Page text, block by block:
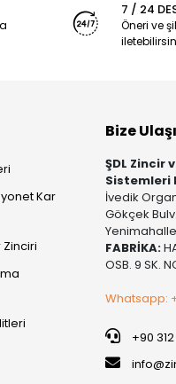
7 / 24
Öneri ve
Kar
Bize
ŞDL Zincir
Sistemleri
İvedik
Gökçek
FABRİKA:
OSB. 9 SK.
Whatsapp:
+90